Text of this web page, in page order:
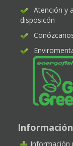
Atención y
disposicón
Información
Información